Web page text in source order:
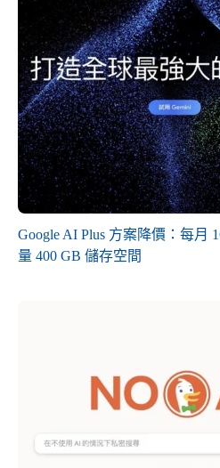
Google AI Plus 方案降價：每月
量 400 GB 儲存空間